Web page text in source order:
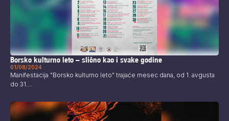
Borsko kulturno leto – slično kao i svake godine
01/08/2024
Manifestacija "Borsko kulturno leto" trajaće mesec dana, od 1. avgusta
do 31....